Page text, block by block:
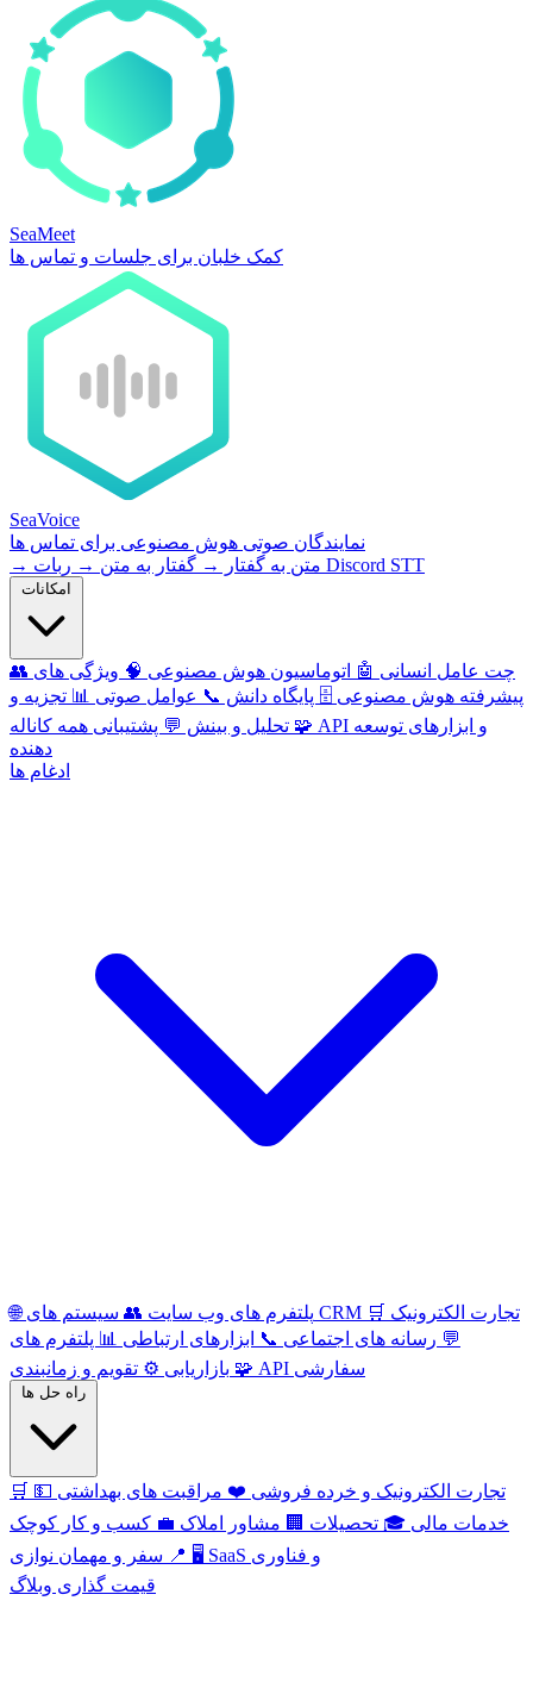
SeaMeet
کمک خلبان برای جلسات و تماس ها
SeaVoice
نمایندگان صوتی هوش مصنوعی برای تماس ها
→
متن به گفتار → گفتار به متن → ربات Discord STT
👥 چت عامل انسانی 🤖 اتوماسیون هوش مصنوعی 🧠 ویژگی های
پیشرفته هوش مصنوعی 🗄️ پایگاه دانش 📞 عوامل صوتی 📊 تجزیه و
تحلیل و بینش 💬 🧩 API و ابزارهای توسعه
دهنده
ادغام ها
🌐 پلتفرم های وب سایت 👥 سیستم های CRM 🛒 تجارت الکترونیک
💬 رسانه های اجتماعی 📞 ابزارهای ارتباطی 📊 پلتفرم های
بازاریابی ⚙️ 🧩 API سفارشی
🛒 تجارت الکترونیک و خرده فروشی ❤️ مراقبت های بهداشتی 💵
خدمات مالی 🎓 تحصیلات 🏢 مشاور املاک 💼 کسب و کار کوچک
📍 🖥️
SaaS و فناوری
قیمت گذاری وبلاگ